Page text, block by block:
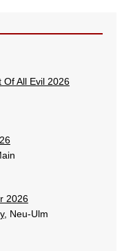
Of All Evil 2026
2026
, Neu-Ulm